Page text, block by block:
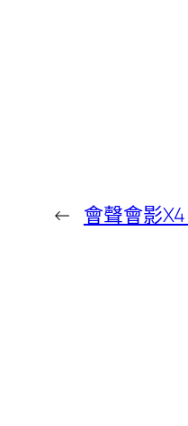
← 會聲會影